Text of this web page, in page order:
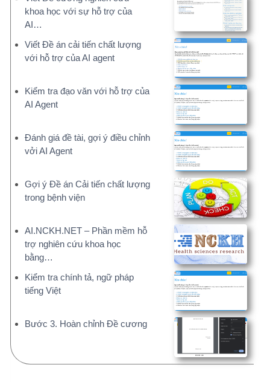
AI Agent
vởi AI Agent
trong bệnh viện
trợ nghiên cứu khoa học
bằng…
THAM KHẢO ĐỀ TÀI NGHIÊN CỨU
50.000+ đề tài, liên tục cập nhật
Phần mềm Tài liệu